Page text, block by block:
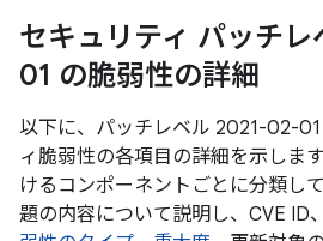
セキュリティ パッチ
01 の脆弱性の詳細
以下に、パッチレベル 2021-02-
ィ脆弱性の各項目の詳細を示しま
けるコンポーネントごとに分類し
題の内容について説明し、CVE ID